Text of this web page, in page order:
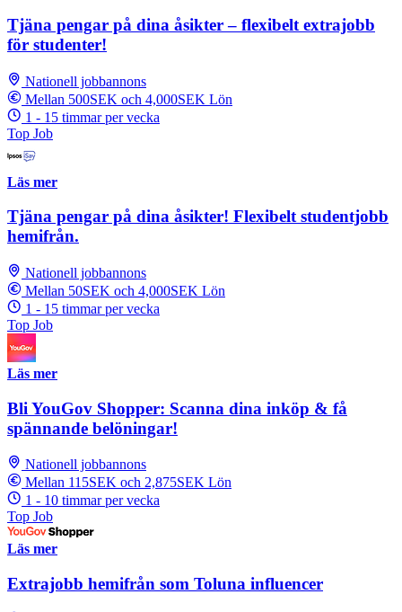
Tjäna pengar på dina åsikter – flexibelt extrajobb
för studenter!
Nationell jobbannons
Mellan 500SEK och 4,000SEK Lön
1 - 15 timmar per vecka
Top Job
Läs mer
Tjäna pengar på dina åsikter! Flexibelt studentjobb
hemifrån.
Nationell jobbannons
Mellan 50SEK och 4,000SEK Lön
1 - 15 timmar per vecka
Top Job
Läs mer
Bli YouGov Shopper: Scanna dina inköp & få
spännande belöningar!
Nationell jobbannons
Mellan 115SEK och 2,875SEK Lön
1 - 10 timmar per vecka
Top Job
Läs mer
Extrajobb hemifrån som Toluna influencer